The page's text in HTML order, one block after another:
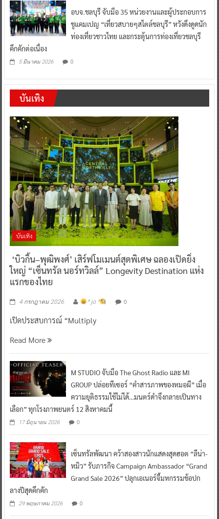
อบจ.ชลบุรี จับมือ 35 หน่วยงานและผู้ประกอบการ
ชูแคมเปญ “เที่ยวสบายๆสไตล์ชลบุรี” หวังดึงดูดนัก
ท่องเที่ยวชาวไทย และกระตุ้นการท่องเที่ยวชลบุรี
คึกคักต่อเนื่อง
5 มีนาคม 2026 0
บันเทิง
บันเทิง
‘บิวกิ้น–พุฒิพงศ์’ เสิร์ฟโมเมนต์สุดพิเศษ ฉลองเปิดยิ่ง
ใหญ่ “เซ็นทรัล นอร์ทวิลล์” Longevity Destination แห่ง
แรกของไทย
4 กรกฎาคม 2026 ^ jo ^ 0
เปิดประสบการณ์ “Multiply
Read More
M STUDIO จับมือ The Ghost Radio และ MI
GROUP ปล่อยทีเซอร์ “คำสารภาพของหมอผี” เมื่อ
ความยุติธรรมใช้ไม่ได้…มนตร์ดำจึงกลายเป็นทาง
เลือก” ทุกโรงภาพยนตร์ 12 สิงหาคมนี้
17 มิถุนายน 2026 0
เซ็นทรัลพัฒนา คว้าสองสาวนักแสดงสุดฮอต “ลีน่า-
หมิว” รับภารกิจ Campaign Ambassador “Grand
Grand Sale 2026” ปลุกเอเนอร์จี้มหกรรมช้อปก
ลางปีสุดคึกคัก
29 พฤษภาคม 2026 0